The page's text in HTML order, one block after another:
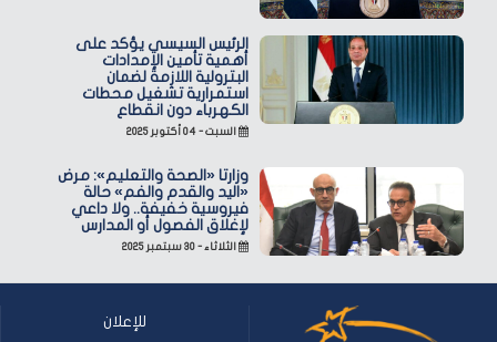
الرئيس السيسي يؤكد على
أهمية تأمين الإمدادات
البترولية اللازمة لضمان
استمرارية تشغيل محطات
الكهرباء دون انقطاع
السبت - ٠٤ أكتوبر ٢٠٢٥
وزارتا «الصحة والتعليم»: مرض
«اليد والقدم والفم» حالة
فيروسية خفيفة.. ولا داعي
لإغلاق الفصول أو المدارس
الثلاثاء - ٣٠ سبتمبر ٢٠٢٥
للإعلان